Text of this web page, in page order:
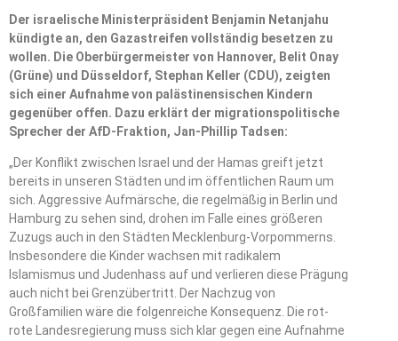
Der israelische Ministerpräsident Benjamin Netanjahu
kündigte an, den Gazastreifen vollständig besetzen zu
wollen. Die Oberbürgermeister von Hannover, Belit Onay
(Grüne) und Düsseldorf, Stephan Keller (CDU), zeigten
sich einer Aufnahme von palästinensischen Kindern
gegenüber offen. Dazu erklärt der migrationspolitische
Sprecher der AfD-Fraktion, Jan-Phillip Tadsen:
„Der Konflikt zwischen Israel und der Hamas greift jetzt
bereits in unseren Städten und im öffentlichen Raum um
sich. Aggressive Aufmärsche, die regelmäßig in Berlin und
Hamburg zu sehen sind, drohen im Falle eines größeren
Zuzugs auch in den Städten Mecklenburg-Vorpommerns.
Insbesondere die Kinder wachsen mit radikalem
Islamismus und Judenhass auf und verlieren diese Prägung
auch nicht bei Grenzübertritt. Der Nachzug von
Großfamilien wäre die folgenreiche Konsequenz. Die rot-
rote Landesregierung muss sich klar gegen eine Aufnahme